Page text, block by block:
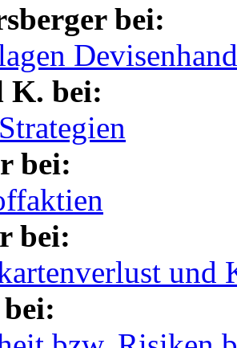
bei:
K. bei:
bei:
bei:
und